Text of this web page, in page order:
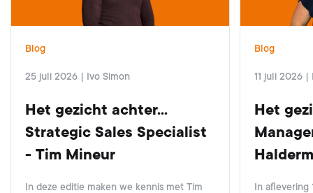
Blog
25 juli 2026 | Ivo Simon
Het gezicht achter...
Strategic Sales Specialist
- Tim Mineur
In deze editie maken we kennis met Tim
Blog
11 juli 2026 |
Het
In aflevering